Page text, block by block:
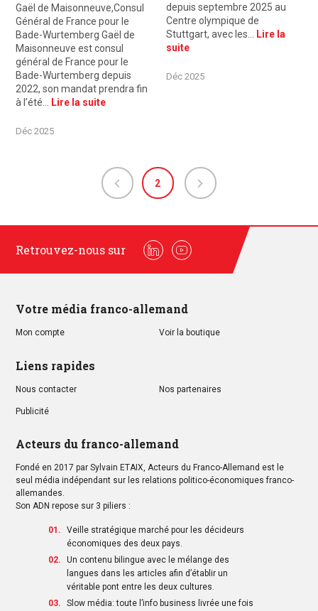
Gaël de Maisonneuve,Consul
Général de France pour le
Bade-Wurtemberg Gaël de
Maisonneuve est consul
général de France pour le
Bade-Wurtemberg depuis
2022, son mandat prendra fin
à l’été…
Lire la suite
Déc 2025
depuis septembre 2025 au
Centre olympique de
Stuttgart, avec les…
Lire la
suite
Déc 2025
2
Retrouvez-nous sur
LinkedinYoutube
Votre média franco-allemand
Mon compte Voir la boutique
Liens rapides
Nous contacter Nos partenaires
Publicité
Acteurs du franco-allemand
Fondé en 2017 par Sylvain ETAIX, Acteurs du Franco-Allemand est le
seul média indépendant sur les relations politico-économiques franco-
allemandes.
Son ADN repose sur 3 piliers :
Veille stratégique marché pour les décideurs
économiques des deux pays.
Un contenu bilingue avec le mélange des
langues dans les articles afin d’établir un
véritable pont entre les deux cultures.
Slow média: toute l’info business livrée une fois